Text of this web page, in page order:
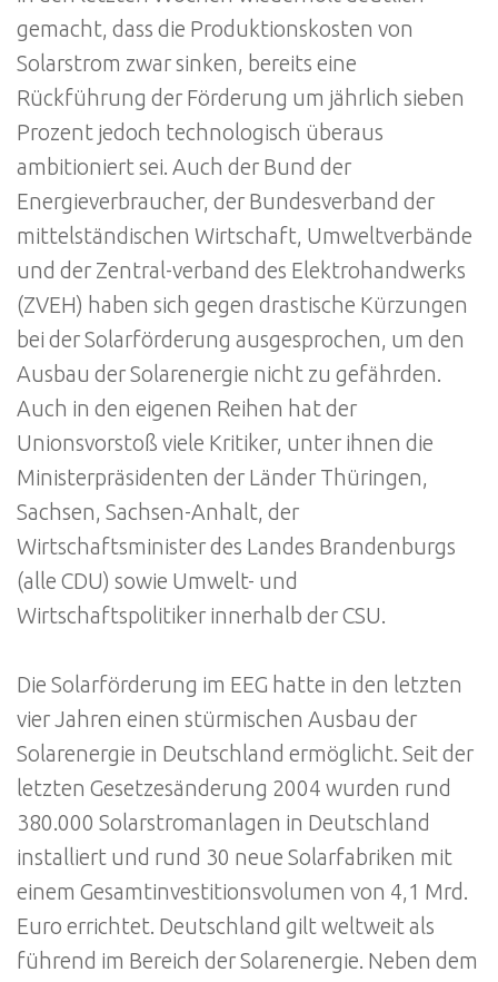
gemacht, dass die Produktionskosten von
Solarstrom zwar sinken, bereits eine
Rückführung der Förderung um jährlich sieben
Prozent jedoch technologisch überaus
ambitioniert sei. Auch der Bund der
Energieverbraucher, der Bundesverband der
mittelständischen Wirtschaft, Umweltverbände
und der Zentral-verband des Elektrohandwerks
(ZVEH) haben sich gegen drastische Kürzungen
bei der Solarförderung ausgesprochen, um den
Ausbau der Solarenergie nicht zu gefährden.
Auch in den eigenen Reihen hat der
Unionsvorstoß viele Kritiker, unter ihnen die
Ministerpräsidenten der Länder Thüringen,
Sachsen, Sachsen-Anhalt, der
Wirtschaftsminister des Landes Brandenburgs
(alle CDU) sowie Umwelt- und
Wirtschaftspolitiker innerhalb der CSU.
Die Solarförderung im EEG hatte in den letzten
vier Jahren einen stürmischen Ausbau der
Solarenergie in Deutschland ermöglicht. Seit der
letzten Gesetzesänderung 2004 wurden rund
380.000 Solarstromanlagen in Deutschland
installiert und rund 30 neue Solarfabriken mit
einem Gesamtinvestitionsvolumen von 4,1 Mrd.
Euro errichtet. Deutschland gilt weltweit als
führend im Bereich der Solarenergie. Neben dem